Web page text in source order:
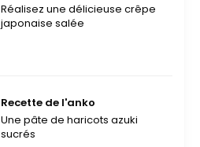
Réalisez une délicieuse crêpe
japonaise salée
Recette de l'anko
Une pâte de haricots azuki
sucrés